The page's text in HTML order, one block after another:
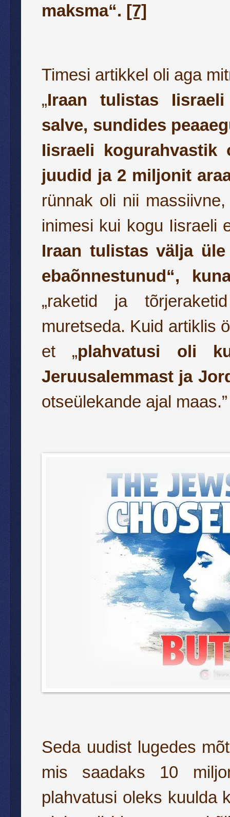
maksma“. [7]
Timesi artikkel oli aga
„Iraan tulistas
salve, sundides
Iisraeli
juudid ja 2 miljonit
rünnak oli nii
inimesi kui kogu Iisraeli
Iraan tulistas välja
ebaõnnestunud“,
„raketid ja
muretseda. Kuid artiklis
et „plahvatusi oli
Jeruusalemmast ja
otseülekande ajal maas.”
Seda uudist lugedes
mis saadaks 10
plahvatusi oleks kuulda